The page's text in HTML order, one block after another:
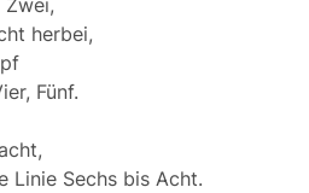
herbei,
Fünf.
Linie Sechs bis Acht.